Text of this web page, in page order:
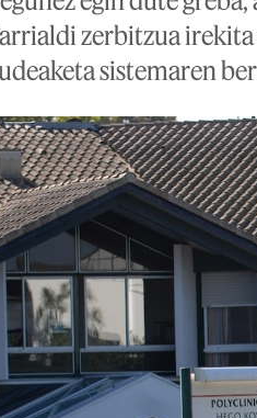
zerbitzua irekita
sistemaren